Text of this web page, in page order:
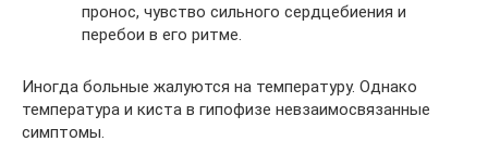
пронос, чувство сильного сердцебиения и
перебои в его ритме.
Иногда больные жалуются на температуру. Однако
температура и киста в гипофизе невзаимосвязанные
симптомы.